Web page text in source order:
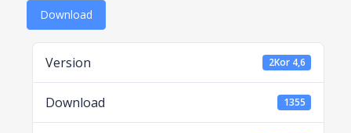
Download
Version 2Kor 4,6
Download 1355